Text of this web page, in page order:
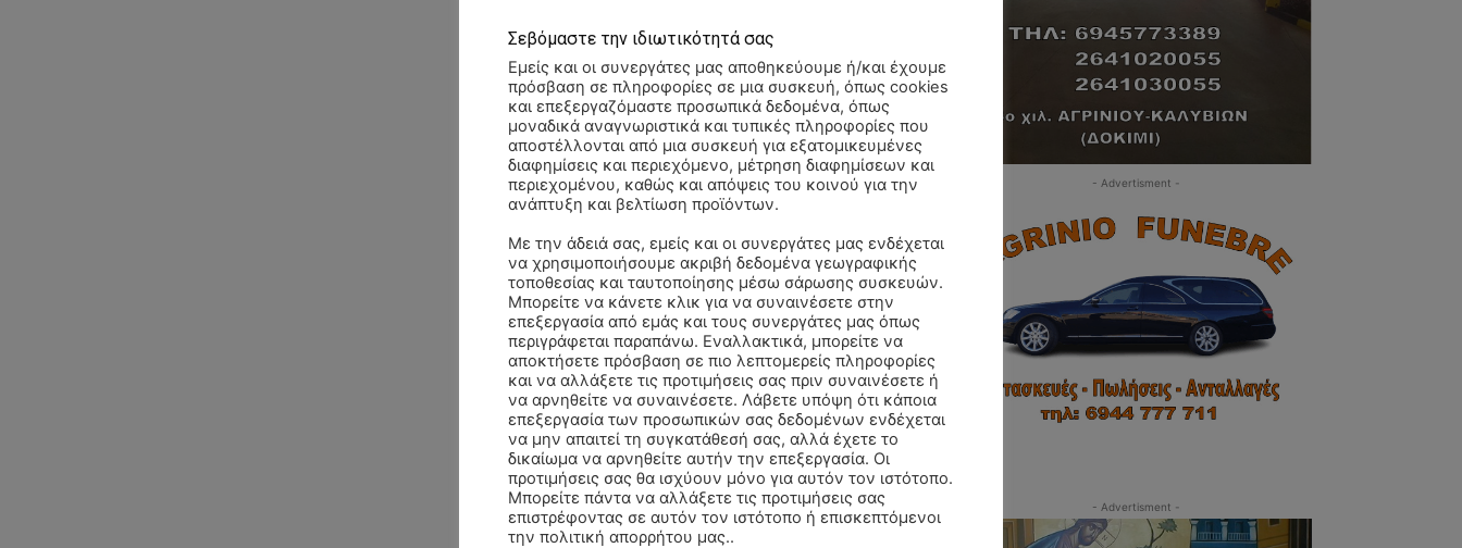
- Advertisment -
- Advertisment -
Σεβόμαστε την ιδιωτικότητά σας
Εμείς και οι συνεργάτες μας αποθηκεύουμε ή/και έχουμε
πρόσβαση σε πληροφορίες σε μια συσκευή, όπως cookies
και επεξεργαζόμαστε προσωπικά δεδομένα, όπως
μοναδικά αναγνωριστικά και τυπικές πληροφορίες που
αποστέλλονται από μια συσκευή για εξατομικευμένες
διαφημίσεις και περιεχόμενο, μέτρηση διαφημίσεων και
περιεχομένου, καθώς και απόψεις του κοινού για την
ανάπτυξη και βελτίωση προϊόντων.
Με την άδειά σας, εμείς και οι συνεργάτες μας ενδέχεται
να χρησιμοποιήσουμε ακριβή δεδομένα γεωγραφικής
τοποθεσίας και ταυτοποίησης μέσω σάρωσης συσκευών.
Μπορείτε να κάνετε κλικ για να συναινέσετε στην
επεξεργασία από εμάς και τους συνεργάτες μας όπως
περιγράφεται παραπάνω. Εναλλακτικά, μπορείτε να
αποκτήσετε πρόσβαση σε πιο λεπτομερείς πληροφορίες
και να αλλάξετε τις προτιμήσεις σας πριν συναινέσετε ή
να αρνηθείτε να συναινέσετε. Λάβετε υπόψη ότι κάποια
επεξεργασία των προσωπικών σας δεδομένων ενδέχεται
να μην απαιτεί τη συγκατάθεσή σας, αλλά έχετε το
δικαίωμα να αρνηθείτε αυτήν την επεξεργασία. Οι
προτιμήσεις σας θα ισχύουν μόνο για αυτόν τον ιστότοπο.
Μπορείτε πάντα να αλλάξετε τις προτιμήσεις σας
επιστρέφοντας σε αυτόν τον ιστότοπο ή επισκεπτόμενοι
την πολιτική απορρήτου μας..